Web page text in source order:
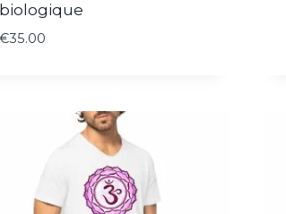
biologique
€35.00